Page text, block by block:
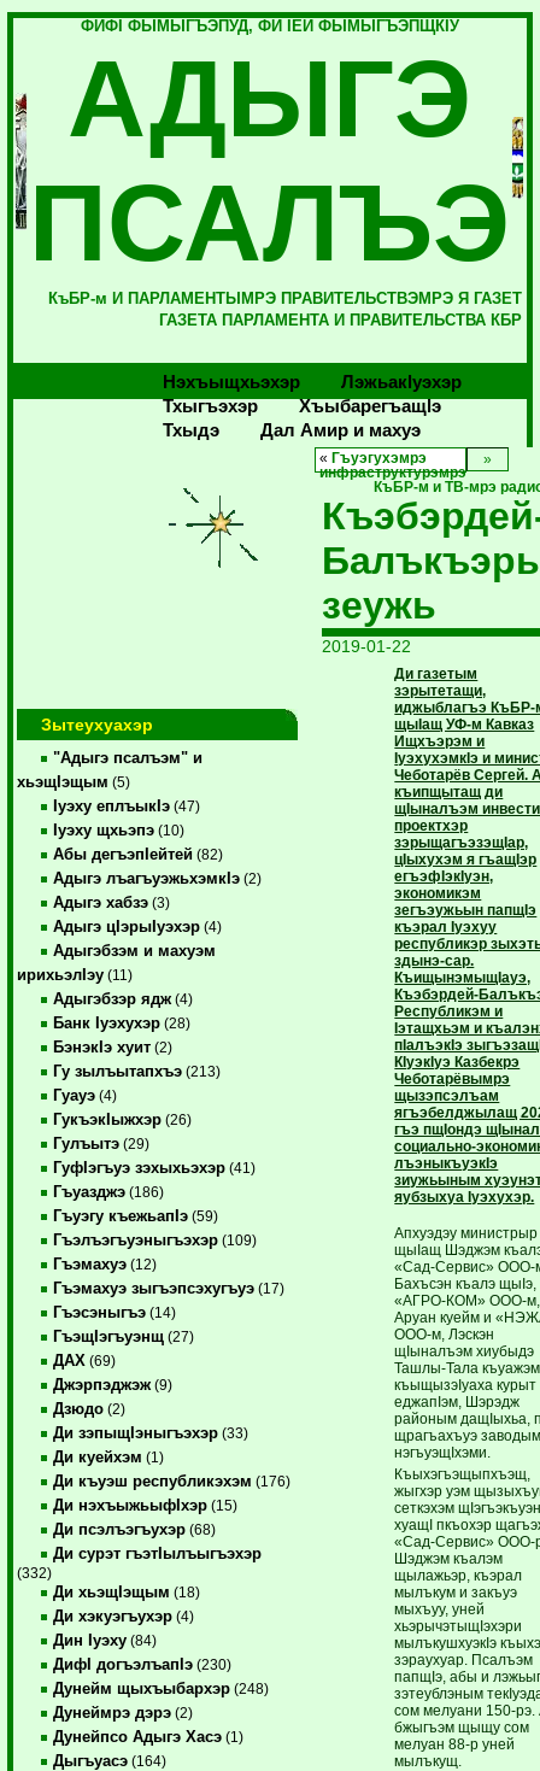
ФИФI ФЫМЫГЪЭПУД, ФИ IЕЙ ФЫМЫГЪЭПЩКIУ
АДЫГЭ
ПСАЛЪЭ
КъБР-м И ПАРЛАМЕНТЫМРЭ ПРАВИТЕЛЬСТВЭМРЭ Я ГАЗЕТ
ГАЗЕТА ПАРЛАМЕНТА И ПРАВИТЕЛЬСТВА КБР
Нэхъыщхьэхэр
Лэжьакlуэхэр
Тхыгъэхэр
Хъыбарегъащlэ
Тхыдэ
Дал Амир и махуэ
Зытеухуахэр
"Адыгэ псалъэм" и
хьэщIэщым (5)
Iуэху еплъыкIэ (47)
Iуэху щхьэпэ (10)
Абы дегъэпIейтей (82)
Адыгэ лъагъуэжьхэмкIэ (2)
Адыгэ хабзэ (3)
Адыгэ цIэрыIуэхэр (4)
Адыгэбзэм и махуэм
ирихьэлIэу (11)
Адыгэбзэр ядж (4)
Банк Iуэхухэр (28)
БэнэкIэ хуит (2)
Гу зылъытапхъэ (213)
Гуауэ (4)
ГукъэкIыжхэр (26)
Гулъытэ (29)
ГуфIэгъуэ зэхыхьэхэр (41)
Гъуазджэ (186)
Гъуэгу къежьапIэ (59)
Гъэлъэгъуэныгъэхэр (109)
Гъэмахуэ (12)
Гъэмахуэ зыгъэпсэхугъуэ (17)
Гъэсэныгъэ (14)
ГъэщIэгъуэнщ (27)
ДАХ (69)
Джэрпэджэж (9)
Дзюдо (2)
Ди зэпыщIэныгъэхэр (33)
Ди куейхэм (1)
Ди къуэш республикэхэм (176)
Ди нэхъыжьыфIхэр (15)
Ди псэлъэгъухэр (68)
Ди сурэт гъэтIылъыгъэхэр
(332)
Ди хьэщIэщым (18)
Ди хэкуэгъухэр (4)
Дин Iуэху (84)
ДифI догъэлъапIэ (230)
Дунейм щыхъыбархэр (248)
Дунеймрэ дэрэ (2)
Дунейпсо Адыгэ Хасэ (1)
Дыгъуасэ (164)
« Гъуэгухэмрэ
инфраструктурэмрэ
КъБР-м и ТВ-мрэ
зеужь
2019-01-22
Ди газетым
зэрытетащи,
иджыблагъэ КъБР-
щыIащ УФ-м Кавказ
Ищхъэрэм и
IуэхухэмкIэ и
Чеботарёв Сергей.
къипщытащ ди
щIыналъэм
проектхэр
зэрыщагъэзэщIар,
цIыхухэм я гъащIэр
егъэфIэкIуэн,
экономикэм
зегъэужьын папщIэ
къэрал Iуэхуу
республикэр
здынэ-сар.
КъищынэмыщIауэ,
Къэбэрдей-
Республикэм и
Iэтащхьэм и
пIалъэкIэ
КIуэкIуэ Казбекрэ
Чеботарёвымрэ
щызэпсэлъам
ягъэбелджылащ
гъэ пщIондэ
социально-
лъэныкъуэкIэ
зиужьыным
яубзыхуа Iуэхухэр.
Апхуэдэу министрыр
щыIащ Шэджэм
«Сад-Сервис» ООО-
Бахъсэн къалэ щыIэ,
«АГРО-КОМ» ООО-м,
Аруан куейм и
ООО-м, Лэскэн
щIыналъэм хиубыдэ
Ташлы-Тала къуажэм
къыщызэIуаха курыт
еджапIэм, Шэрэдж
районым дащIыхьа,
щрагъахъуэ
нэгъуэщIхэми.
Къыхэгъэщыпхъэщ,
жыгхэр уэм
сеткэхэм
хуащI пкъохэр
«Сад-Сервис» ООО-
Шэджэм къалэм
щылажьэр, къэрал
мылъкум и закъуэ
мыхъуу, уней
хьэрычэтыщIэхэри
мылъкушхуэкIэ
зэраухуар. Псалъэм
папщIэ, абы и
зэтеублэным
сом мелуани 150-рэ.
бжыгъэм щыщу сом
мелуан 88-р уней
мылъкущ.